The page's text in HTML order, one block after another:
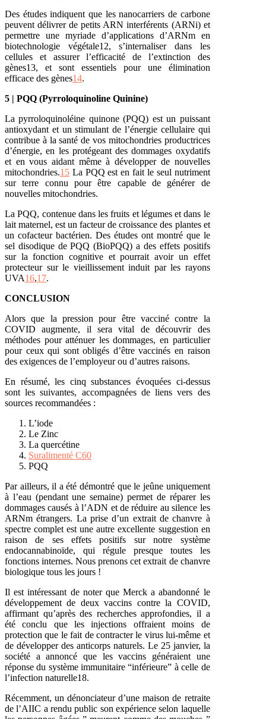
Des études indiquent que les nanocarriers de carbone
peuvent délivrer de petits ARN interférents (ARNi) et
permettre une myriade d’applications d’ARNm en
biotechnologie végétale12, s’internaliser dans les
cellules et assurer l’efficacité de l’extinction des
gènes13, et sont essentiels pour une élimination
efficace des gènes14.
5 | PQQ (Pyrroloquinoline Quinine)
La pyrroloquinoléine quinone (PQQ) est un puissant
antioxydant et un stimulant de l’énergie cellulaire qui
contribue à la santé de vos mitochondries productrices
d’énergie, en les protégeant des dommages oxydatifs
et en vous aidant même à développer de nouvelles
mitochondries.15 La PQQ est en fait le seul nutriment
sur terre connu pour être capable de générer de
nouvelles mitochondries.
La PQQ, contenue dans les fruits et légumes et dans le
lait maternel, est un facteur de croissance des plantes et
un cofacteur bactérien. Des études ont montré que le
sel disodique de PQQ (BioPQQ) a des effets positifs
sur la fonction cognitive et pourrait avoir un effet
protecteur sur le vieillissement induit par les rayons
UVA16,17.
CONCLUSION
Alors que la pression pour être vacciné contre la
COVID augmente, il sera vital de découvrir des
méthodes pour atténuer les dommages, en particulier
pour ceux qui sont obligés d’être vaccinés en raison
des exigences de l’employeur ou d’autres raisons.
En résumé, les cinq substances évoquées ci-dessus
sont les suivantes, accompagnées de liens vers des
sources recommandées :
L’iode
Le Zinc
La quercétine
Suralimenté C60
PQQ
Par ailleurs, il a été démontré que le jeûne uniquement
à l’eau (pendant une semaine) permet de réparer les
dommages causés à l’ADN et de réduire au silence les
ARNm étrangers. La prise d’un extrait de chanvre à
spectre complet est une autre excellente suggestion en
raison de ses effets positifs sur notre système
endocannabinoïde, qui régule presque toutes les
fonctions internes. Nous prenons cet extrait de chanvre
biologique tous les jours !
Il est intéressant de noter que Merck a abandonné le
développement de deux vaccins contre la COVID,
affirmant qu’après des recherches approfondies, il a
été conclu que les injections offraient moins de
protection que le fait de contracter le virus lui-même et
de développer des anticorps naturels. Le 25 janvier, la
société a annoncé que les vaccins généraient une
réponse du système immunitaire “inférieure” à celle de
l’infection naturelle18.
Récemment, un dénonciateur d’une maison de retraite
de l’AIIC a rendu public son expérience selon laquelle